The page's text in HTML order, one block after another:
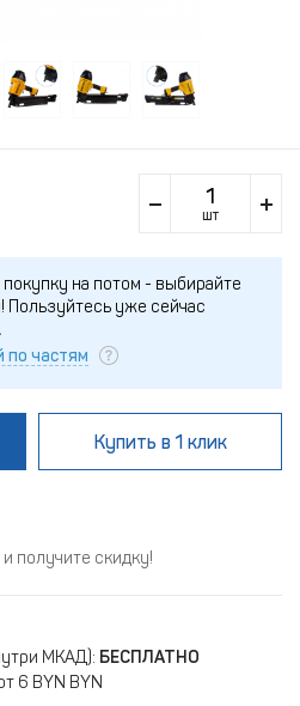
шт
на потом - выбирайте
Пользуйтесь уже сейчас
по частям
Купить в 1 клик
получите скидку!
МКАД): БЕСПЛАТНО
6 BYN BYN